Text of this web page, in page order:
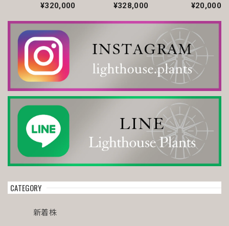
CATEGORY
新着株
いつも素敵な鉢を有難うございます。
2026/04/11
オス株【厳選株】超大株 直径約8.7cm マウンテン ヴィンテージ オベサ / ユーフォルビア
今年初オベサをお迎えしました。 どぉしてもこの株が欲し
た😊まさにアーティスティックオベサ💓芸術品です😍 今後
とも宜しくお願い致します🙇‍♂️🙇‍♂️
ージ 扇綴化 オベサ
/ ユーフォルビア
¥320,000
ンテージ 仔吹 マウ
ンテン オベサ / ユ
¥328,000 ¥20,000